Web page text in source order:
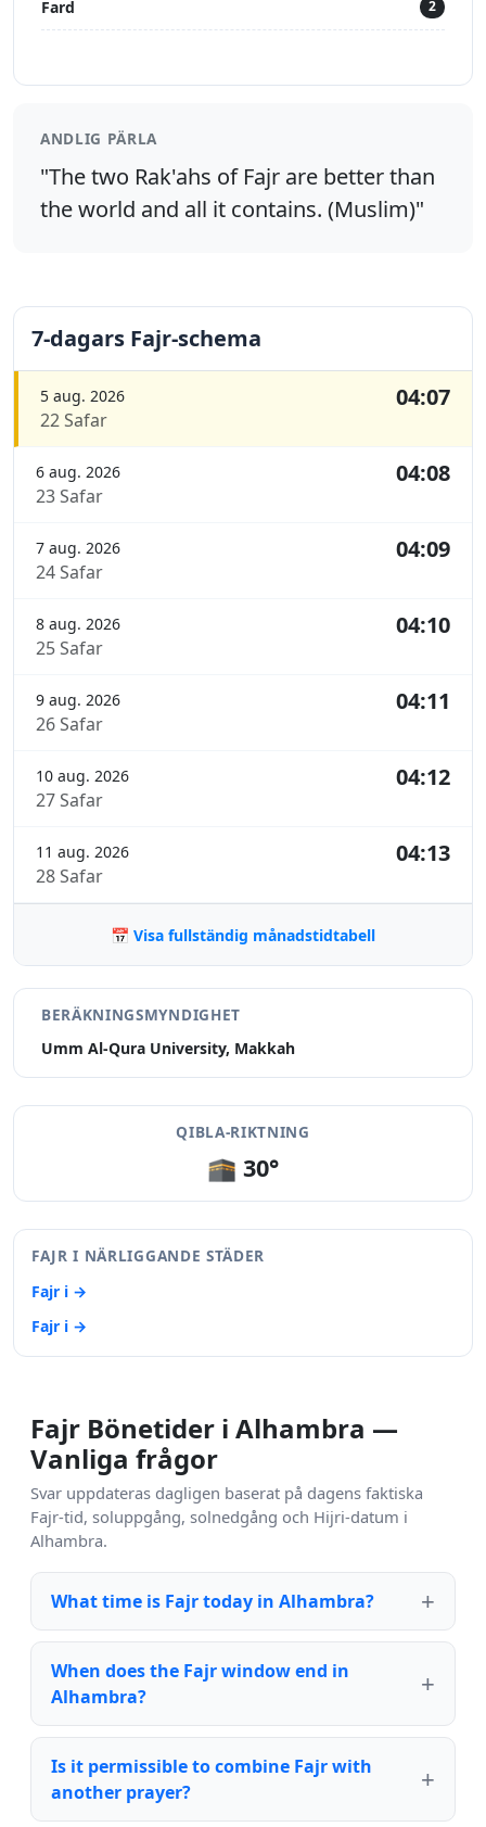
Fard 2
ANDLIG PÄRLA
"The two Rak'ahs of Fajr are better than
the world and all it contains. (Muslim)"
7-dagars Fajr-schema
5 aug. 2026
22 Safar
04:07
6 aug. 2026
23 Safar
04:08
7 aug. 2026
24 Safar
04:09
8 aug. 2026
25 Safar
04:10
9 aug. 2026
26 Safar
04:11
10 aug. 2026
27 Safar
04:12
11 aug. 2026
28 Safar
04:13
📅 Visa fullständig månadstidtabell
BERÄKNINGSMYNDIGHET
Umm Al-Qura University, Makkah
QIBLA-RIKTNING
🕋 30°
FAJR I NÄRLIGGANDE STÄDER
Fajr i →
Fajr i →
Fajr Bönetider i Alhambra —
Vanliga frågor
Svar uppdateras dagligen baserat på dagens faktiska
Fajr-tid, soluppgång, solnedgång och Hijri-datum i
Alhambra.
What time is Fajr today in Alhambra?
When does the Fajr window end in
Alhambra?
Is it permissible to combine Fajr with
another prayer?